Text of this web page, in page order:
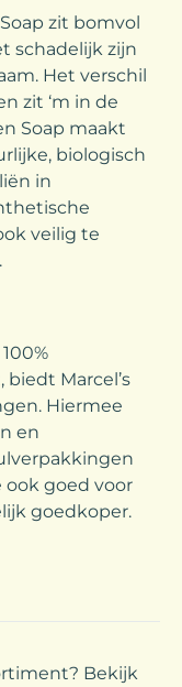
zit bomvol
schadelijk zijn
Het verschil
zit ‘m in de
Soap maakt
biologisch
in
veilig te
Marcel’s
Hiermee
en
ook goed voor
goedkoper.
Bekijk